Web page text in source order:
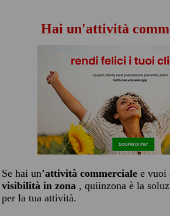
Hai un'attività
Se hai un’attività commerciale e vuoi
visibilità in zona , quiinzona è la
per la tua attività.